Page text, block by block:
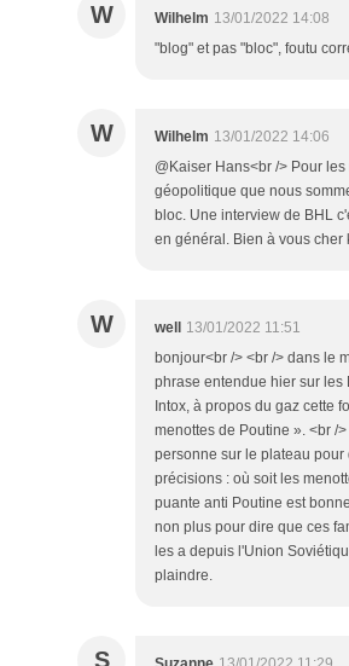
W Wilhelm 13/01/2022 14:08
"blog" et pas "bloc", foutu
W Wilhelm 13/01/2022 14:06
@Kaiser Hans<br /> Pour
géopolitique que nous
bloc. Une interview de BHL
en général. Bien à vous cher
W well
13/01/2022 11:51
bonjour<br /> <br /> dans le
phrase entendue hier sur les
Intox, à propos du gaz cette
menottes de Poutine ». <br /
personne sur le plateau pour
précisions : où soit les
puante anti Poutine est
non plus pour dire que ces
les a depuis l'Union
plaindre.
S